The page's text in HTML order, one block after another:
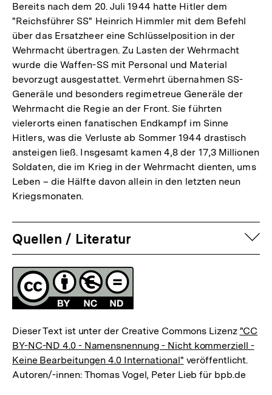
Bereits nach dem 20. Juli 1944 hatte Hitler dem
"Reichsführer SS" Heinrich Himmler mit dem Befehl
über das Ersatzheer eine Schlüsselposition in der
Wehrmacht übertragen. Zu Lasten der Wehrmacht
wurde die Waffen-SS mit Personal und Material
bevorzugt ausgestattet. Vermehrt übernahmen SS-
Generäle und besonders regimetreue Generäle der
Wehrmacht die Regie an der Front. Sie führten
vielerorts einen fanatischen Endkampf im Sinne
Hitlers, was die Verluste ab Sommer 1944 drastisch
ansteigen ließ. Insgesamt kamen 4,8 der 17,3 Millionen
Soldaten, die im Krieg in der Wehrmacht dienten, ums
Leben – die Hälfte davon allein in den letzten neun
Kriegsmonaten.
Quellen / Literatur
Fussnoten
Lizenz
Dieser Text ist unter der Creative Commons Lizenz "CC
BY-NC-ND 4.0 - Namensnennung - Nicht kommerziell -
Keine Bearbeitungen 4.0 International" veröffentlicht.
Autoren/-innen: Thomas Vogel, Peter Lieb für bpb.de